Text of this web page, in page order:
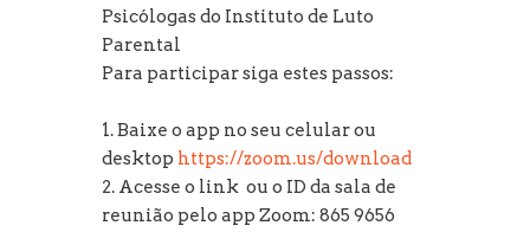
Psicólogas do Instituto de Luto
Parental
Para participar siga estes passos:
1. Baixe o app no seu celular ou
desktop https://zoom.us/download
2. Acesse o link ou o ID da sala de
reunião pelo app Zoom: 865 9656